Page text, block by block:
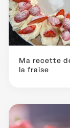
Ma recette
la fraise